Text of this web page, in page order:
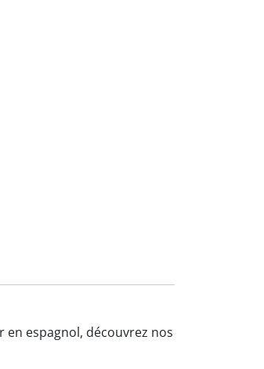
espagnol, découvrez nos